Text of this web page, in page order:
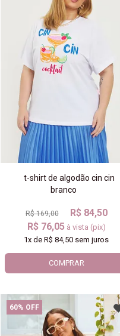
t-shirt de algodão cin cin
branco
R$ 169,00
R$ 84,50
R$ 76,05 à vista (pix)
1x deR$ 84,50 sem juros
COMPRAR
60% OFF